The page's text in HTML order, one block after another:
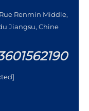
Renmin Middle,
Jiangsu, Chine